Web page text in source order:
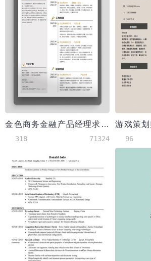
金色商务金融产品经理求职简历word简历模板
318 71324 96